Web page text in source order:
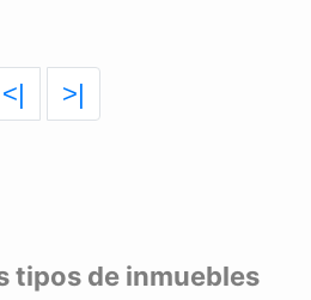
<| >|
tipos de inmuebles